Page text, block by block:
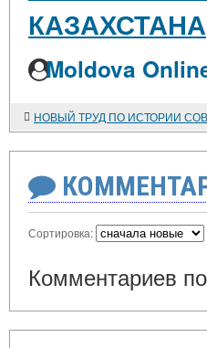
КАЗАХСТАНА
Moldova
Сортировка:
Комментариев